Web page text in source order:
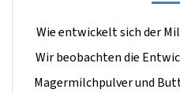
Wie entwickelt sich der
Wir beobachten die
Magermilchpulver und